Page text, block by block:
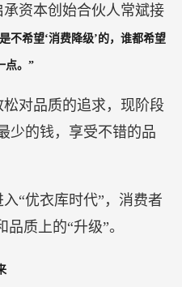
资本创始合伙人常斌接
不希望‘消费降级’的，谁都希望
点。”
对品质的追求，现阶段
少的钱，享受不错的品
“优衣库时代”，消费者
质上的“升级”。